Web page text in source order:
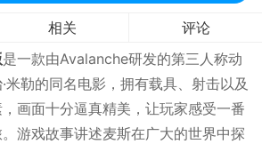
相关 评论
是一款由Avalanche研发的第三人称动
米勒的同名电影，拥有载具、射击以及
画面十分逼真精美，让玩家感受一番
游戏故事讲述麦斯在广大的世界中探